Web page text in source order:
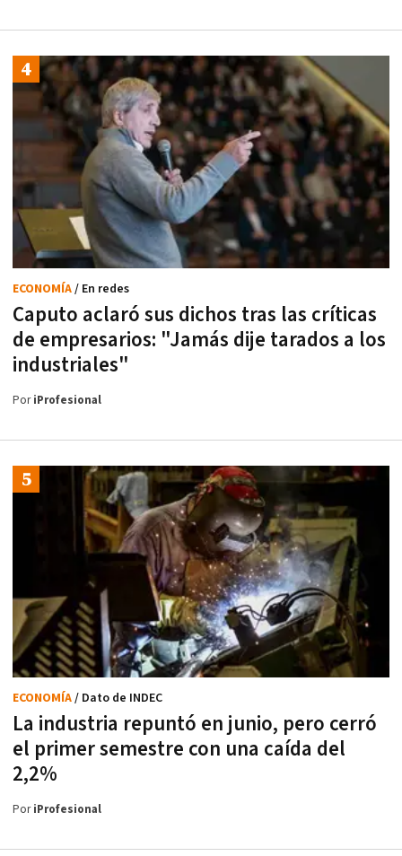
Caputo aclaró sus dichos tras las críticas
de empresarios: "Jamás dije tarados a los
industriales"
ECONOMÍA/ En redes
PoriProfesional
La industria repuntó en junio, pero cerró
el primer semestre con una caída del
2,2%
ECONOMÍA/ Dato de INDEC
PoriProfesional